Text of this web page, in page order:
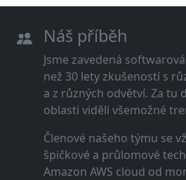
Náš příběh
Jsme zavedená
než 30 lety zkušeností s
a z různých odvětví. Za tu
oblasti viděli všemožné
Členové našeho týmu se
špičkové a průlomové
Amazon AWS cloud od